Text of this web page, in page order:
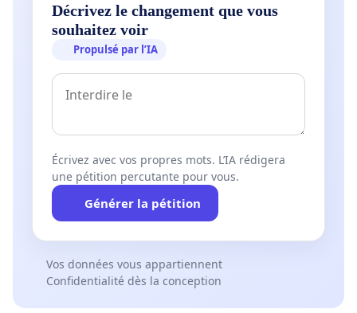
Décrivez le changement que vous
souhaitez voir
Propulsé par l’IA
Écrivez avec vos propres mots. L’IA rédigera
une pétition percutante pour vous.
Générer la pétition
Vos données vous appartiennent
Confidentialité dès la conception